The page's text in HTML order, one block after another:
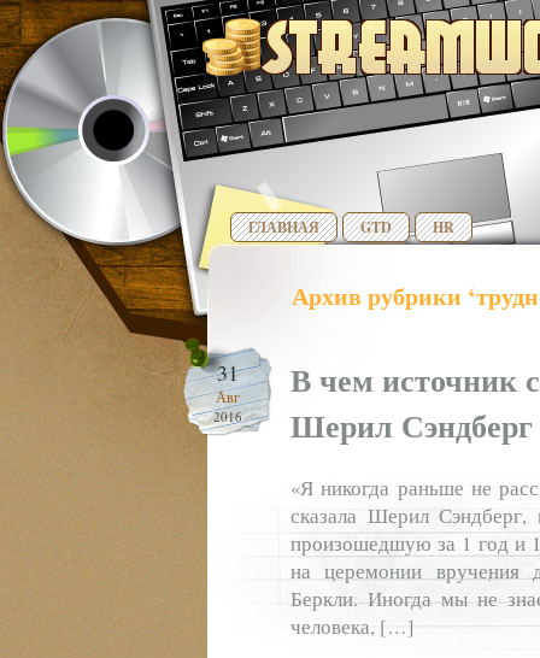
ГЛАВНАЯ GTD HR
Архив рубрики
31
Авг
2016
В чем источник
Шерил Сэндберг
«Я никогда раньше не
сказала Шерил
произошедшую за 1 год и
на церемонии вручения
Беркли. Иногда мы не
человека, […]